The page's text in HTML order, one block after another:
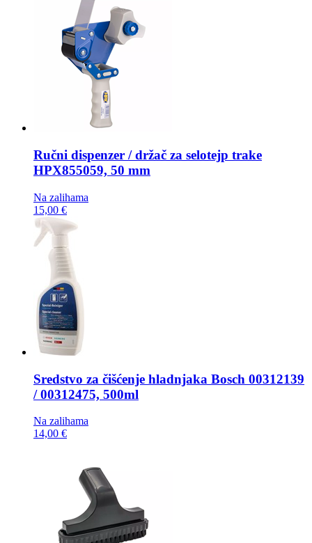
Ručni dispenzer / držač za selotejp trake
HPX855059, 50 mm
Na zalihama
15,00 €
Sredstvo za čišćenje hladnjaka Bosch 00312139
/ 00312475, 500ml
Na zalihama
14,00 €